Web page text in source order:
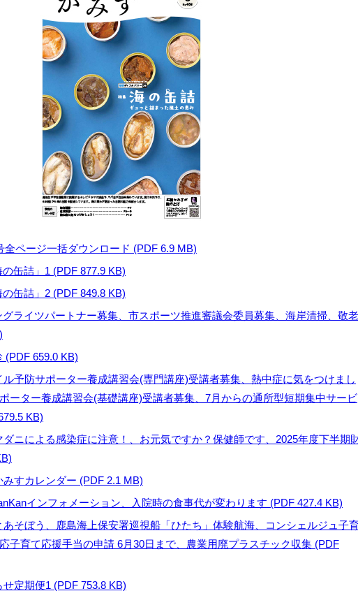
全ページ一括ダウンロード (PDF 6.9 MB)
缶詰」1 (PDF 877.9 KB)
缶詰」2 (PDF 849.8 KB)
ライツパートナー募集、市スポーツ推進審議会委員募集、海岸清掃、敬老
(PDF 659.0 KB)
ル予防サポーター養成講習会(専門講座)受講者募集、熱中症に気をつけまし
ーター養成講習会(基礎講座)受講者募集、7月からの通所型短期集中サービ
KB)
ダニによる感染症に注意！、お元気ですか？保健師です、2025年度下半期
すカレンダー (PDF 2.1 MB)
インフォメーション、入院時の食事代が変わります (PDF 427.4 KB)
あそぼう、鹿島海上保安署巡視船「ひたち」体験航海、コンシェルジュ子
子育て応援手当の申請 6月30日まで、農業用廃プラスチック収集 (PDF
定期便1 (PDF 753.8 KB)